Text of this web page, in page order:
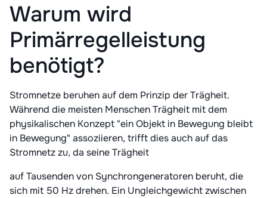
Warum wird
Primärregelleistung
benötigt?
Stromnetze beruhen auf dem Prinzip der Trägheit.
Während die meisten Menschen Trägheit mit dem
physikalischen Konzept "ein Objekt in Bewegung bleibt
in Bewegung" assoziieren, trifft dies auch auf das
Stromnetz zu, da seine Trägheit
auf Tausenden von Synchrongeneratoren beruht, die
sich mit 50 Hz drehen. Ein Ungleichgewicht zwischen